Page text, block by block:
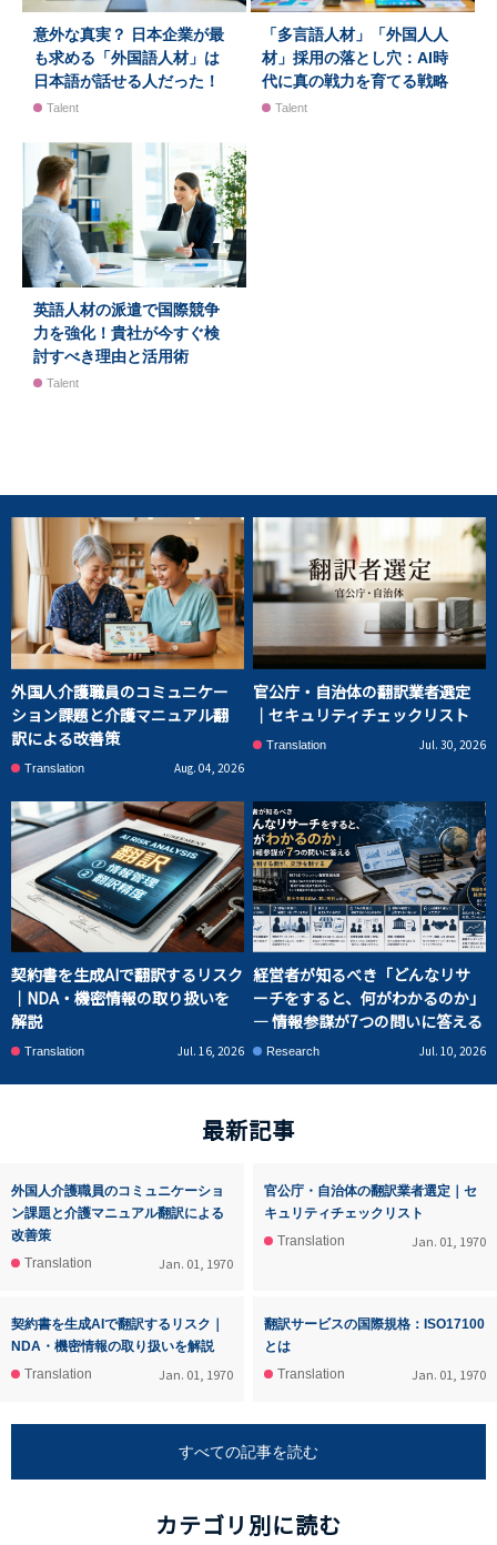
意外な真実？ 日本企業が最
も求める「外国語人材」は
日本語が話せる人だった！
Talent
「多言語人材」「外国人人
材」採用の落とし穴：AI時
代に真の戦力を育てる戦略
Talent
英語人材の派遣で国際競争
力を強化！貴社が今すぐ検
討すべき理由と活用術
Talent
外国人介護職員のコミュニケー
ション課題と介護マニュアル翻
訳による改善策
Translation Aug. 04, 2026
官公庁・自治体の翻訳業者選定
｜セキュリティチェックリスト
Translation Jul. 30, 2026
契約書を生成AIで翻訳するリスク
｜NDA・機密情報の取り扱いを
解説
Translation Jul. 16, 2026
経営者が知るべき「どんなリサ
ーチをすると、何がわかるのか」
― 情報参謀が7つの問いに答える
Research Jul. 10, 2026
最新記事
外国人介護職員のコミュニケーショ
ン課題と介護マニュアル翻訳による
改善策
Translation
Jan. 01, 1970
官公庁・自治体の翻訳業者選定｜セ
キュリティチェックリスト
Translation
Jan. 01, 1970
契約書を生成AIで翻訳するリスク｜
NDA・機密情報の取り扱いを解説
Translation
Jan. 01, 1970
翻訳サービスの国際規格：ISO17100
とは
Translation
Jan. 01, 1970
すべての記事を読む
カテゴリ別に読む